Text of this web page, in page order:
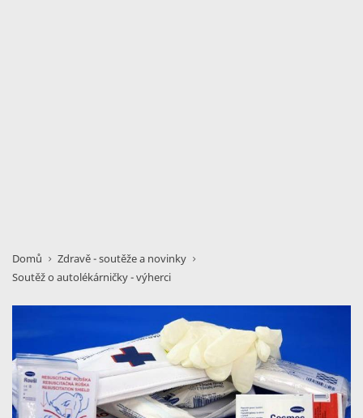
Domů
Zdravě - soutěže a novinky
Soutěž o autolékárničky - výherci